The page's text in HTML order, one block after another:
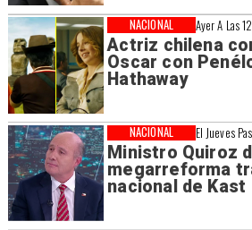
Ayer A Las
Actriz chilena
Oscar con
Hathaway
NACIONAL
El Jueves
Ministro Quiroz
megarreforma
nacional de Kast
NACIONAL